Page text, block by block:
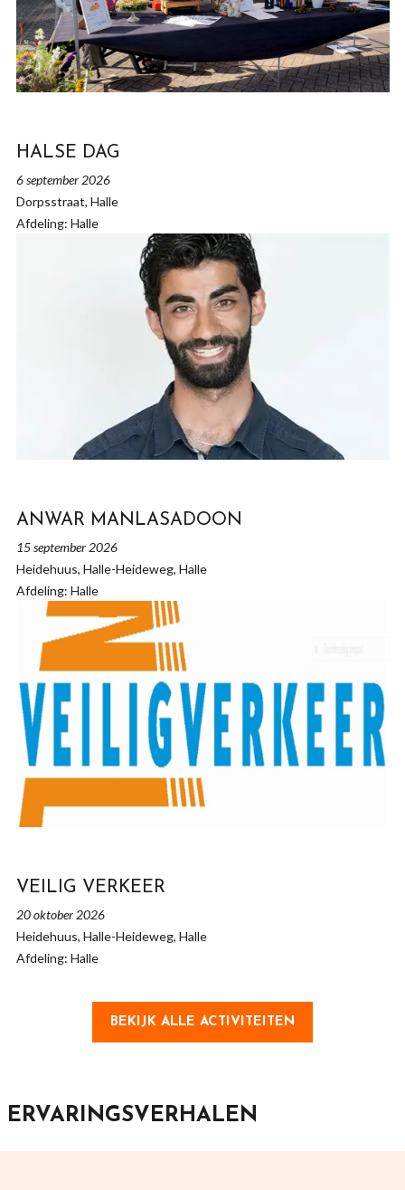
HALSE DAG
6 september 2026
Dorpsstraat, Halle
Afdeling: Halle
ANWAR MANLASADOON
15 september 2026
Heidehuus, Halle-Heideweg, Halle
Afdeling: Halle
VEILIG VERKEER
20 oktober 2026
Heidehuus, Halle-Heideweg, Halle
Afdeling: Halle
BEKIJK ALLE ACTIVITEITEN
ERVARINGSVERHALEN